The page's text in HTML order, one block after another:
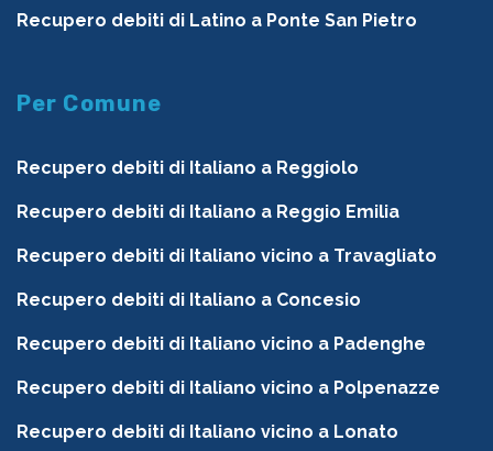
Recupero debiti di Latino a Ponte San Pietro
Per Comune
Recupero debiti di Italiano a Reggiolo
Recupero debiti di Italiano a Reggio Emilia
Recupero debiti di Italiano vicino a Travagliato
Recupero debiti di Italiano a Concesio
Recupero debiti di Italiano vicino a Padenghe
Recupero debiti di Italiano vicino a Polpenazze
Recupero debiti di Italiano vicino a Lonato